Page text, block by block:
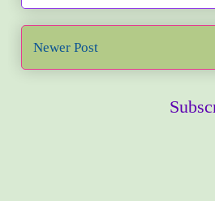
Newer Post